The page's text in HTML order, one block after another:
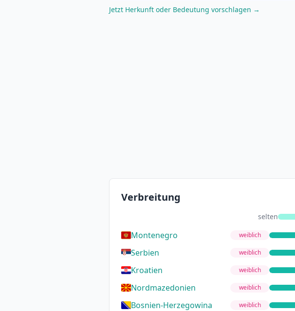
Jetzt Herkunft oder Bedeutung vorschlagen →
Verbreitung
selten
Montenegro weiblich
Serbien weiblich
Kroatien weiblich
Nordmazedonien weiblich
Bosnien-Herzegowina weiblich